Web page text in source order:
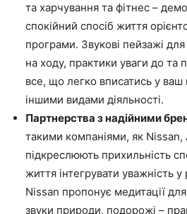
та харчування та фітнес –
спокійний спосіб життя
програми. Звукові пейзажі
на ходу, практики уваги до та
все, що легко вписатись у
іншими видами діяльності.
Партнерства з надійними
такими компаніями, як
підкреслюють прихильність
життя інтегрувати уважність у
Nissan пропонує медитації
звуки природи, подорожі –